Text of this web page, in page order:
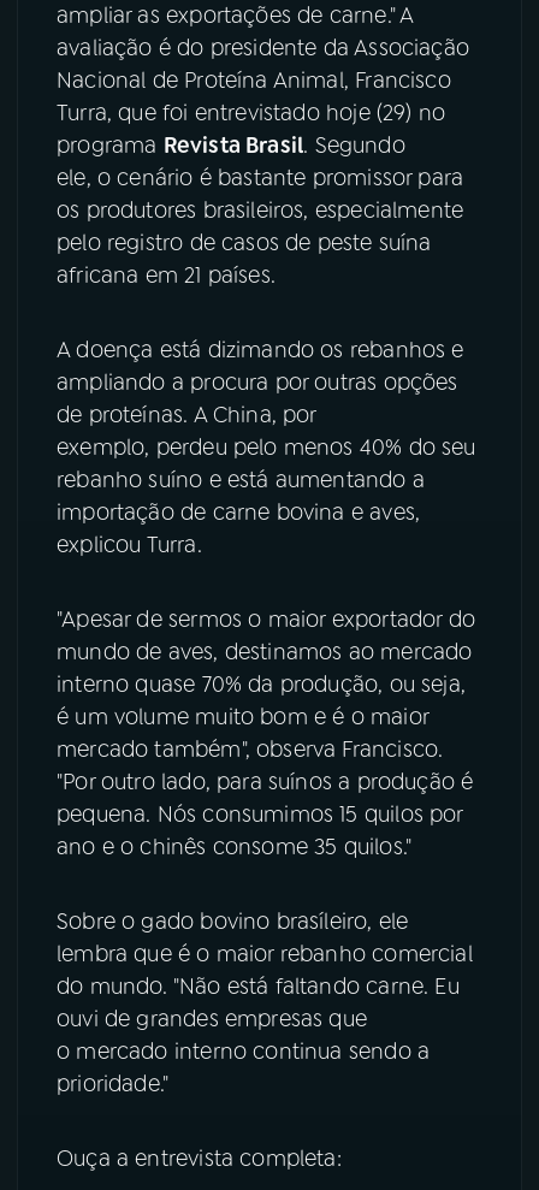
08FESTIVAL DE MÚSICA
ACOMPANHE A RÁDIO NACIONAL
YouTube Facebook
Instagram X
TikTok
ampliar as exportações de carne." A
avaliação é do presidente da Associação
Nacional de Proteína Animal, Francisco
Turra, que foi entrevistado hoje (29) no
programa Revista Brasil. Segundo
ele, o cenário é bastante promissor para
os produtores brasileiros, especialmente
pelo registro de casos de peste suína
africana em 21 países.
A doença está dizimando os rebanhos e
ampliando a procura por outras opções
de proteínas. A China, por
exemplo, perdeu pelo menos 40% do seu
rebanho suíno e está aumentando a
importação de carne bovina e aves,
explicou Turra.
"Apesar de sermos o maior exportador do
mundo de aves, destinamos ao mercado
interno quase 70% da produção, ou seja,
é um volume muito bom e é o maior
mercado também", observa Francisco.
"Por outro lado, para suínos a produção é
pequena. Nós consumimos 15 quilos por
ano e o chinês consome 35 quilos."
Sobre o gado bovino brasíleiro, ele
lembra que é o maior rebanho comercial
do mundo. "Não está faltando carne. Eu
ouvi de grandes empresas que
o mercado interno continua sendo a
prioridade."
Ouça a entrevista completa: